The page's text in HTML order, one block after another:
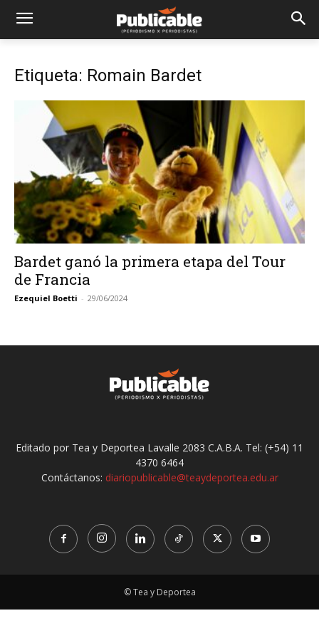
Etiqueta: Romain Bardet
Bardet ganó la primera etapa del Tour
de Francia
Ezequiel Boetti - 29/06/2024
Editado por Tea y Deportea Lavalle 2083 C.A.B.A. Tel: (+54) 11
4370 6464
Contáctanos: diariopublicable@teaydeportea.edu.ar
© Tea y Deportea